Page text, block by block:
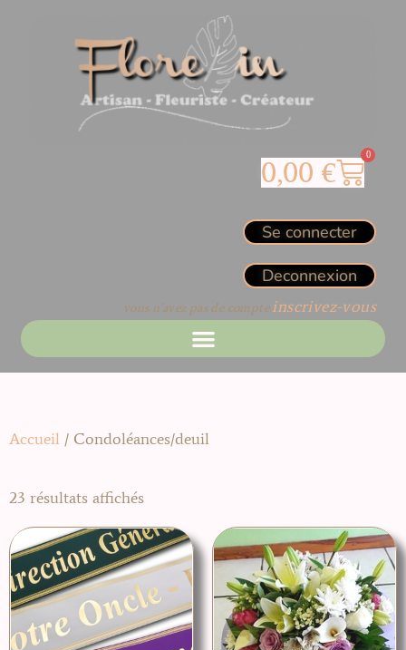
0,00 € 0
Se connecter
Deconnexion
vous n’avez pas de compteinscrivez-vous
Accueil / Condoléances/deuil
23 résultats affichés